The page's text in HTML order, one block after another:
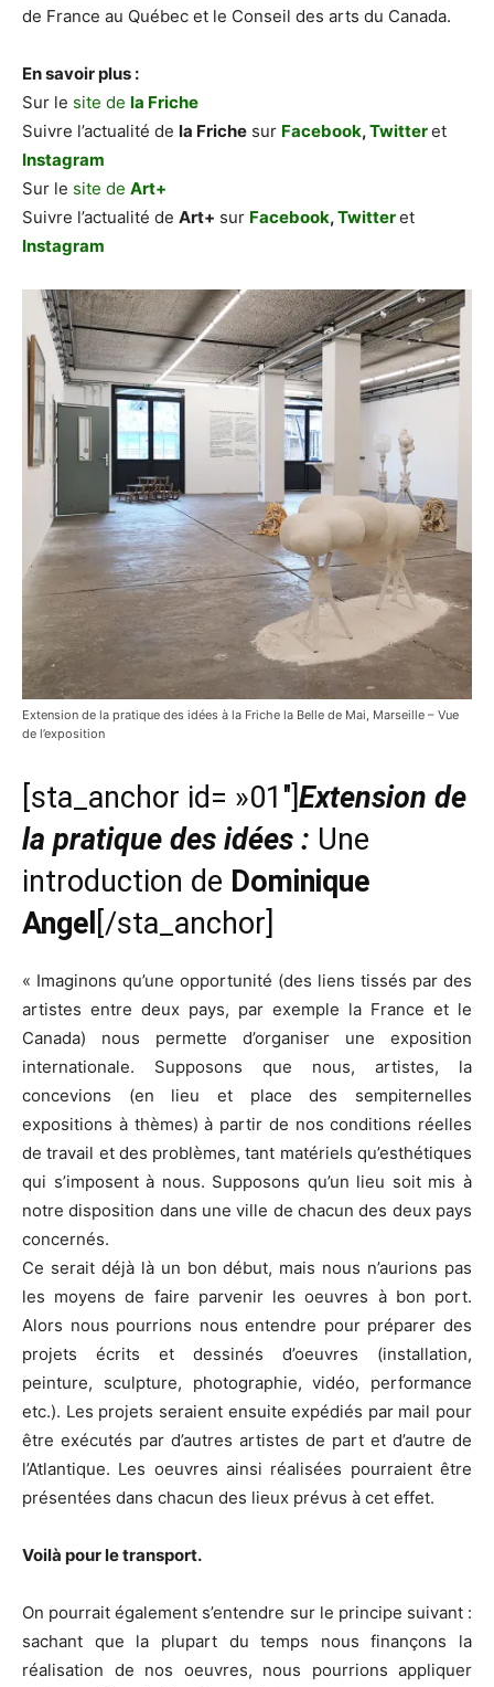
de France au Québec et le Conseil des arts du Canada.
En savoir plus :
Sur le site de la Friche
Suivre l’actualité de la Friche sur Facebook,Twitteret
Instagram
Sur le site de Art+
Suivre l’actualité de Art+ sur Facebook,Twitteret
Instagram
Extension de la pratique des idées à la Friche la Belle de Mai, Marseille – Vue
de l’exposition
[sta_anchor id= »01″] Extension de
la pratique des idées : Une
introduction de Dominique
Angel [/sta_anchor]
« Imaginons qu’une opportunité (des liens tissés par des
artistes entre deux pays, par exemple la France et le
Canada) nous permette d’organiser une exposition
internationale. Supposons que nous, artistes, la
concevions (en lieu et place des sempiternelles
expositions à thèmes) à partir de nos conditions réelles
de travail et des problèmes, tant matériels qu’esthétiques
qui s’imposent à nous. Supposons qu’un lieu soit mis à
notre disposition dans une ville de chacun des deux pays
concernés.
Ce serait déjà là un bon début, mais nous n’aurions pas
les moyens de faire parvenir les oeuvres à bon port.
Alors nous pourrions nous entendre pour préparer des
projets écrits et dessinés d’oeuvres (installation,
peinture, sculpture, photographie, vidéo, performance
etc.). Les projets seraient ensuite expédiés par mail pour
être exécutés par d’autres artistes de part et d’autre de
l’Atlantique. Les oeuvres ainsi réalisées pourraient être
présentées dans chacun des lieux prévus à cet effet.
Voilà pour le transport.
On pourrait également s’entendre sur le principe suivant :
sachant que la plupart du temps nous finançons la
réalisation de nos oeuvres, nous pourrions appliquer